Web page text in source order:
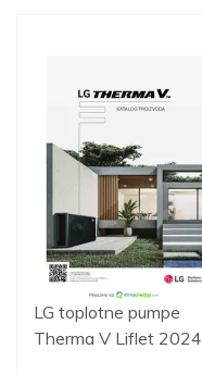
LG toplotne pumpe
Therma V Liflet 2024